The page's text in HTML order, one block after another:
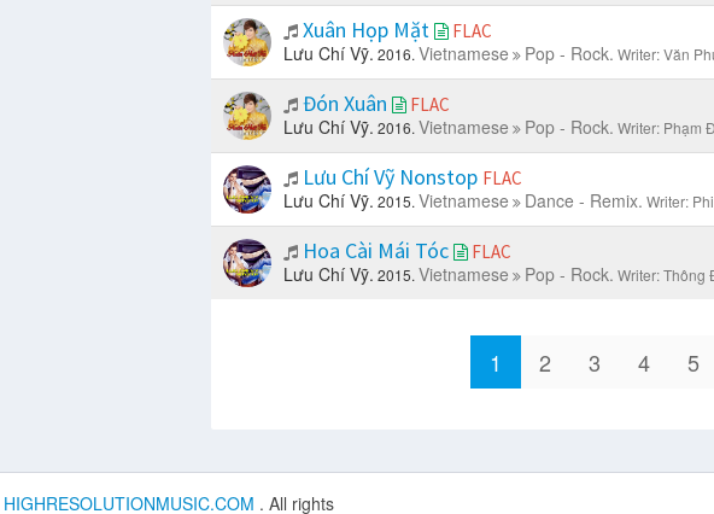
Xuân Họp Mặt FLAC
Lưu Chí Vỹ. 2016. Vietnamese Pop - Rock. Writer: Văn
Đón Xuân FLAC
Lưu Chí Vỹ. 2016. Vietnamese Pop - Rock. Writer: Phạm
Lưu Chí Vỹ Nonstop FLAC
Lưu Chí Vỹ. 2015. Vietnamese Dance - Remix. Writer:
Hoa Cài Mái Tóc FLAC
Lưu Chí Vỹ. 2015. Vietnamese Pop - Rock. Writer: Thông
1 2 3 4 5
HIGHRESOLUTIONMUSIC.COM . All rights